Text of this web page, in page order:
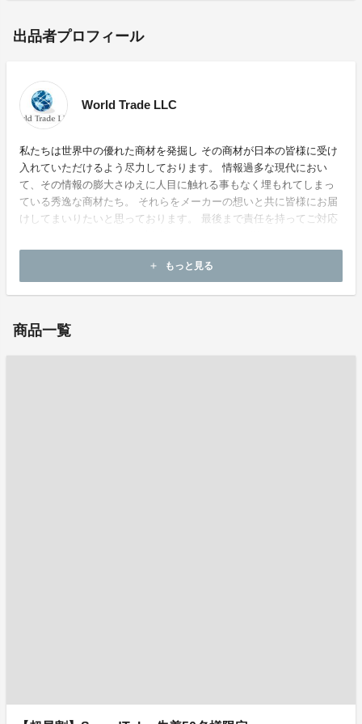
出品者プロフィール
World Trade LLC
私たちは世界中の優れた商材を発掘し その商材が日本の皆様に受け
入れていただけるよう尽力しております。 情報過多な現代におい
て、その情報の膨大さゆえに人目に触れる事もなく埋もれてしまっ
ている秀逸な商材たち。 それらをメーカーの想いと共に皆様にお届
けしてまいりたいと思っております。 最後まで責任を持ってご対応
add もっと見る
商品一覧